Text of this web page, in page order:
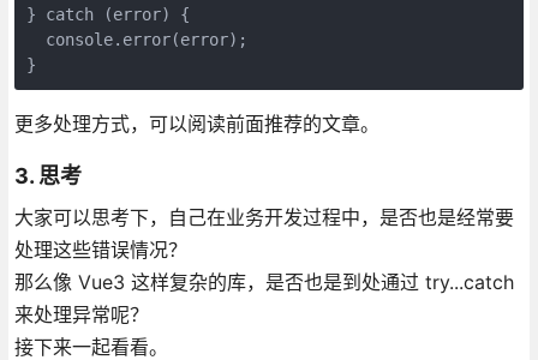
} catch (error) {
  console.error(error);
}
更多处理方式，可以阅读前面推荐的文章。
3. 思考
大家可以思考下，自己在业务开发过程中，是否也是经常要
处理这些错误情况？
那么像 Vue3 这样复杂的库，是否也是到处通过 try...catch
来处理异常呢？
接下来一起看看。